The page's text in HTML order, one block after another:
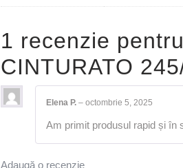
1 recenzie pentru
CINTURATO
Elena P. – octombrie 5, 2025
Am primit produsul rapid și în
Adaugă o recenzie